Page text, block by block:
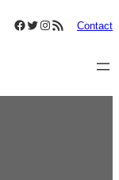
Facebook
Twitter
Instagram
Flux RSSContact